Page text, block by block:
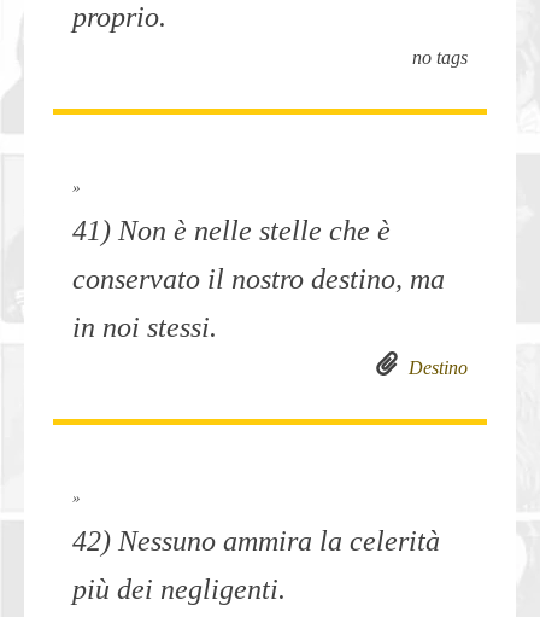
proprio.
no tags
»
41) Non è nelle stelle che è
conservato il nostro destino, ma
in noi stessi.
Destino
»
42) Nessuno ammira la celerità
più dei negligenti.